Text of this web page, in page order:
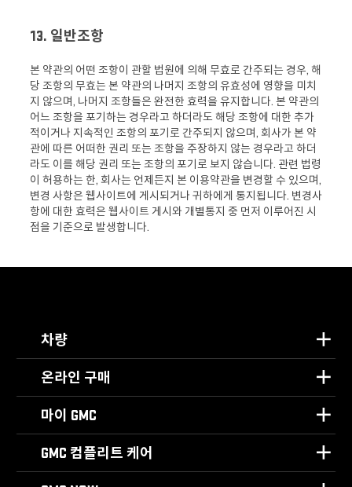
13. 일반조항
본 약관의 어떤 조항이 관할 법원에 의해 무효로 간주되는 경우, 해
당 조항의 무효는 본 약관의 나머지 조항의 유효성에 영향을 미치
지 않으며, 나머지 조항들은 완전한 효력을 유지합니다. 본 약관의
어느 조항을 포기하는 경우라고 하더라도 해당 조항에 대한 추가
적이거나 지속적인 조항의 포기로 간주되지 않으며, 회사가 본 약
관에 따른 어떠한 권리 또는 조항을 주장하지 않는 경우라고 하더
라도 이를 해당 권리 또는 조항의 포기로 보지 않습니다. 관련 법령
이 허용하는 한, 회사는 언제든지 본 이용약관을 변경할 수 있으며,
변경 사항은 웹사이트에 게시되거나 귀하에게 통지됩니다. 변경사
항에 대한 효력은 웹사이트 게시와 개별통지 중 먼저 이루어진 시
점을 기준으로 발생합니다.